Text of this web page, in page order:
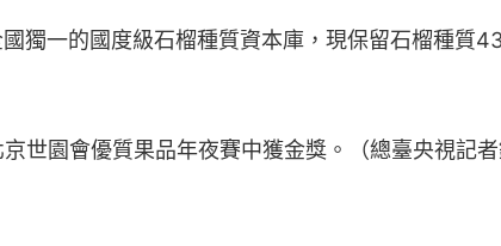
獨一的國度級石榴種質資本庫，現保留石榴種質
世園會優質果品年夜賽中獲金獎。（總臺央視記